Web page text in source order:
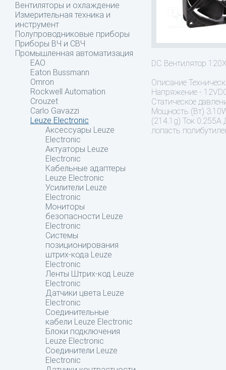
Вентиляторы и охлаждение
Измерительная техника и
инструмент
Полупроводниковые приборы
Приборы ВЧ и СВЧ
Промышленная автоматизация
EAO
Eaton Bussmann
Omron
Rockwell Automation
Crouzet
Carlo Gavazzi
Leuze Electronic
Аксессуары Leuze
Electronic
Актуаторы Leuze
Electronic
Кабельные адаптеры
Leuze Electronic
Усилители Leuze
Electronic
Мониторы
безопасности Leuze
Electronic
Системы
позиционирования
штрих-кода Leuze
Electronic
Ленты Штрих-код Leuze
Electronic
Датчики цвета Leuze
Electronic
Соединительные
кабели Leuze Electronic
Блоки подключения
Leuze Electronic
Соединители Leuze
Electronic
DC Вентилятор
Описание
Напряжение -
Статическое
Мощность (Вт)
(214.1g) Ток
лопасть